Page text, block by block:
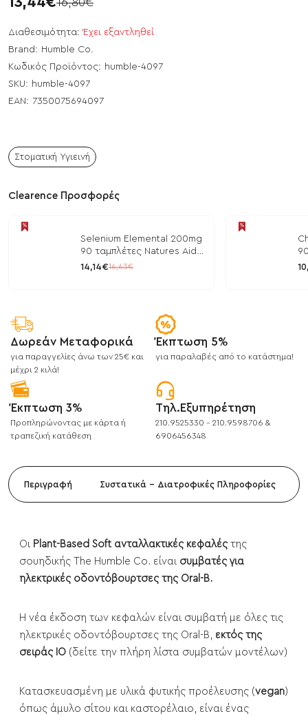
Διαθεσιμότητα: Έχει εξαντληθεί
Brand: Humble Co.
Κωδικός Προϊόντος: humble-4097
SKU: humble-4097
EAN: 7350075694097
Στοματική Υγιεινή
Clearence Προσφορές
Selenium Elemental 200mg
90 ταμπλέτες Natures Aid
/ Μέταλλα
14,14€16,63€
/
Δωρεάν Μεταφορικά
για παραγγελίες άνω των 25€ και
μέχρι 2 κιλά!
Έκπτωση 5%
για παραλαβές από το κατάστημα!
Έκπτωση 3%
Προπληρώνοντας με κάρτα ή
τραπεζική κατάθεση
Τηλ.Εξυπηρέτηση
210.9525330 - 210.9598706 &
6906456348
Περιγραφή Συστατικά - Διατροφικές Πληροφορίες
Οι Plant-Based Soft ανταλλακτικές κεφαλέςτης
σουηδικής The Humble Co. είναι συμβατές για
ηλεκτρικές οδοντόβουρτσες της Oral-B.
Η νέα έκδοση των κεφαλών είναι συμβατή με όλες τις
ηλεκτρικές οδοντόβουρτσες της Oral-B, εκτός της
σειράς IO ( δείτε την πλήρη λίστα συμβατών μοντέλων)
Κατασκευασμένη με υλικά φυτικής προέλευσης (vegan)
όπως άμυλο σίτου και καστορέλαιο, είναι ένας